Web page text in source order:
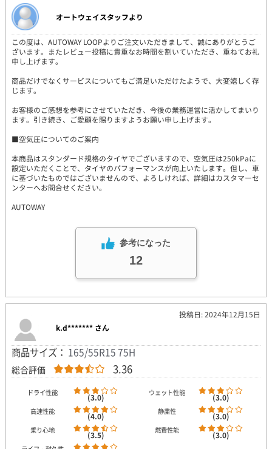
オートウェイスタッフより
この度は、AUTOWAY LOOPよりご注文いただきまして、誠にありがとうご
ざいます。またレビュー投稿に貴重なお時間を割いていただき、重ねてお礼
申し上げます。
商品だけでなくサービスについてもご満足いただけたようで、大変嬉しく存
じます。
お客様のご感想を参考にさせていただき、今後の業務運営に活かしてまいり
ます。引き続き、ご愛顧を賜りますようお願い申し上げます。
■空気圧についてのご案内
本商品はスタンダード規格のタイヤでございますので、空気圧は250kPaに
設定いただくことで、タイヤのパフォーマンスが向上いたします。但し、車
に基づいたものではございませんので、よろしければ、詳細はカスタマーセ
ンターへお問合せください。
AUTOWAY
参考になった
12
投稿日: 2024年12月15日
k.d******* さん
商品サイズ： 165/55R15 75H
総合評価 3.36
ドライ性能 (3.0) ウェット性能 (3.0)
高速性能 (4.0) 静粛性 (3.0)
乗り心地 (3.5) 燃費性能 (3.0)